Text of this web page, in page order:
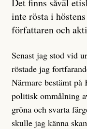
är sant, vad som är
ännu mer
misstänkta
får veta är att
under åren, att den
sociala medier, att
på personens
anonyma röster inom
inte rösta i
författaren och
Senast jag stod vid
röstade jag
Närmare bestämt
politisk ommålning
gröna och svarta
skulle jag känna